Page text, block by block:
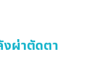
งผ่าตัดตา